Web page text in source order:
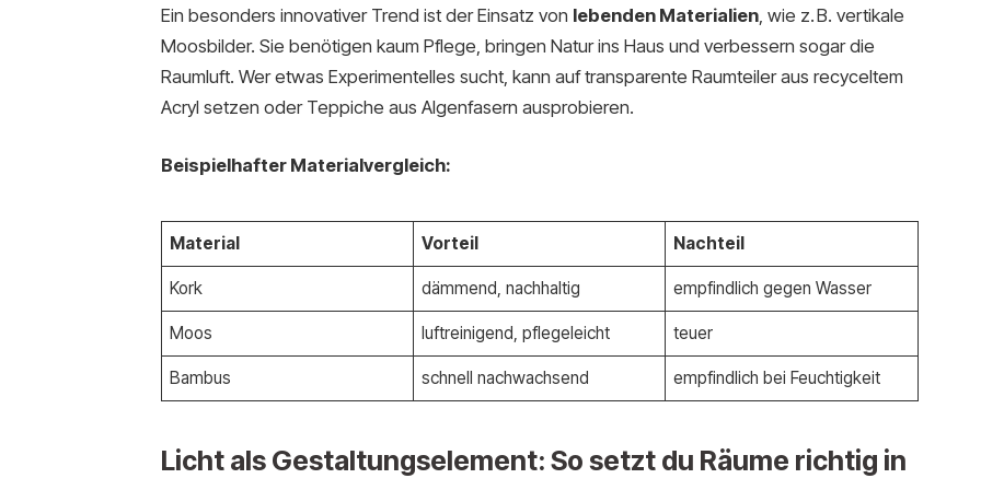
Ein besonders innovativer Trend ist der Einsatz von lebenden Materialien, wie z. B. vertikale
Moosbilder. Sie benötigen kaum Pflege, bringen Natur ins Haus und verbessern sogar die
Raumluft. Wer etwas Experimentelles sucht, kann auf transparente Raumteiler aus recyceltem
Acryl setzen oder Teppiche aus Algenfasern ausprobieren.
Beispielhafter Materialvergleich:
Material Vorteil Nachteil
Kork dämmend, nachhaltig empfindlich gegen Wasser
Moos luftreinigend, pflegeleicht teuer
Bambus schnell nachwachsend empfindlich bei Feuchtigkeit
Licht als Gestaltungselement: So setzt du Räume richtig in